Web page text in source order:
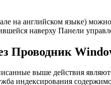
на английском языке) можно
наверху Панели
Проводник
выше действия
индексирования